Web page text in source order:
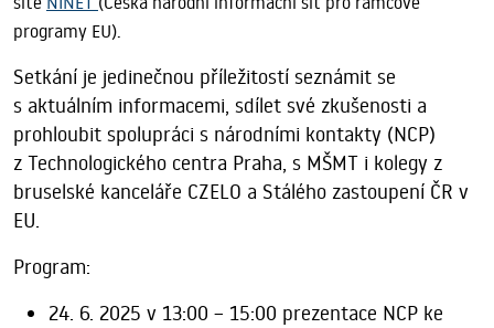
programy EU).
Setkání je jedinečnou příležitostí seznámit se
s aktuálním informacemi, sdílet své zkušenosti a
prohloubit spolupráci s národními kontakty (NCP)
z Technologického centra Praha, s MŠMT i kolegy z
bruselské kanceláře CZELO a Stálého zastoupení ČR v
EU.
Program:
24. 6. 2025 v 13:00 – 15:00 prezentace NCP ke